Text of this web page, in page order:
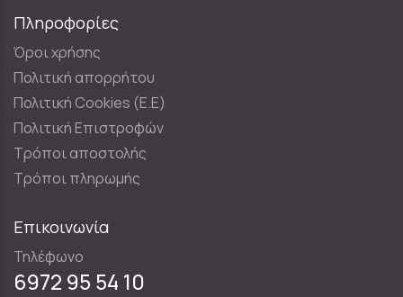
Πληροφορίες
Όροι χρήσης
Πολιτική απορρήτου
Πολιτική Cookies (E.E)
Πολιτική Επιστροφών
Τρόποι αποστολής
Τρόποι πληρωμής
Επικοινωνία
Τηλέφωνο
6972 95 54 10